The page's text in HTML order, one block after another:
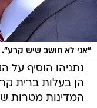
"אני לא חושב שיש קרע".
נתניהו הוסיף על
הן בעלות ברית
המדינות מטרות